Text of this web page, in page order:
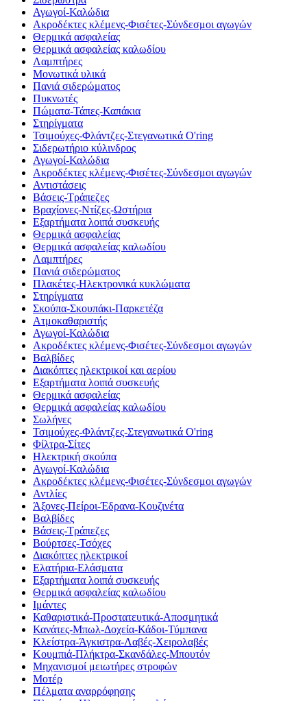
Αγωγοί-Καλώδια
Ακροδέκτες κλέμενς-Φισέτες-Σύνδεσμοι αγωγών
Θερμικά ασφαλείας
Θερμικά ασφαλείας καλωδίου
Λαμπτήρες
Μονωτικά υλικά
Πανιά σιδερώματος
Πυκνωτές
Πώματα-Τάπες-Καπάκια
Στηρίγματα
Τσιμούχες-Φλάντζες-Στεγανωτικά O'ring
Σιδερωτήριο κύλινδρος
Αγωγοί-Καλώδια
Ακροδέκτες κλέμενς-Φισέτες-Σύνδεσμοι αγωγών
Αντιστάσεις
Βάσεις-Τράπεζες
Βραχίονες-Ντίζες-Ωστήρια
Εξαρτήματα λοιπά συσκευής
Θερμικά ασφαλείας
Θερμικά ασφαλείας καλωδίου
Λαμπτήρες
Πανιά σιδερώματος
Πλακέτες-Ηλεκτρονικά κυκλώματα
Στηρίγματα
Σκούπα-Σκουπάκι-Παρκετέζα
Ατμοκαθαριστής
Αγωγοί-Καλώδια
Ακροδέκτες κλέμενς-Φισέτες-Σύνδεσμοι αγωγών
Βαλβίδες
Διακόπτες ηλεκτρικοί και αερίου
Εξαρτήματα λοιπά συσκευής
Θερμικά ασφαλείας
Θερμικά ασφαλείας καλωδίου
Σωλήνες
Τσιμούχες-Φλάντζες-Στεγανωτικά O'ring
Φίλτρα-Σίτες
Ηλεκτρική σκούπα
Αγωγοί-Καλώδια
Ακροδέκτες κλέμενς-Φισέτες-Σύνδεσμοι αγωγών
Αντλίες
Άξονες-Πείροι-Έδρανα-Κουζινέτα
Βαλβίδες
Βάσεις-Τράπεζες
Βούρτσες-Τσόχες
Διακόπτες ηλεκτρικοί
Ελατήρια-Ελάσματα
Εξαρτήματα λοιπά συσκευής
Θερμικά ασφαλείας καλωδίου
Ιμάντες
Καθαριστικά-Προστατευτικά-Αποσμητικά
Κανάτες-Μπωλ-Δοχεία-Κάδοι-Τύμπανα
Κλείστρα-Άγκιστρα-Λαβές-Χειρολαβές
Κουμπιά-Πλήκτρα-Σκανδάλες-Μπουτόν
Μηχανισμοί μειωτήρες στροφών
Μοτέρ
Πέλματα αναρρόφησης